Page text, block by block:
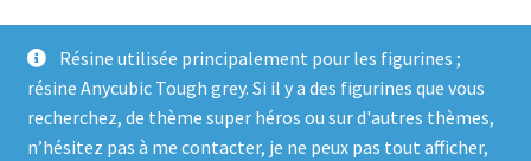
Résine utilisée principalement pour les figurines ;
résine Anycubic Tough grey. Si il y a des figurines que vous
recherchez, de thème super héros ou sur d'autres thèmes,
n’hésitez pas à me contacter, je ne peux pas tout afficher,